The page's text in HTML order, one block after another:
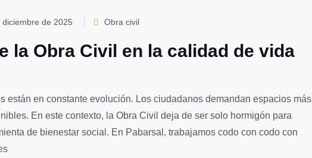
diciembre de 2025 Obra civil
la Obra Civil en la calidad de vida
están en constante evolución. Los ciudadanos demandan espacios más
En este contexto, la Obra Civil deja de ser solo hormigón para
de bienestar social. En Pabarsal, trabajamos codo con codo con